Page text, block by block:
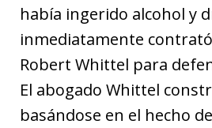
había ingerido alcohol y
inmediatamente
Robert Whittel para
El abogado Whittel
basándose en el hecho